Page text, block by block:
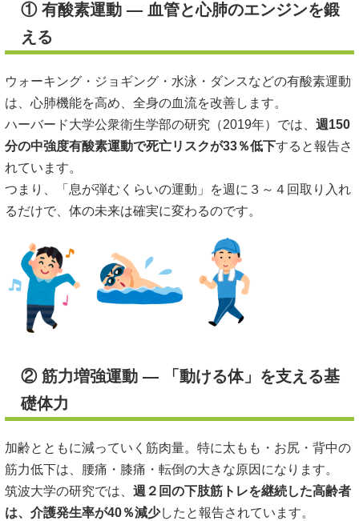
① 有酸素運動 ― 血管と心肺のエンジンを鍛
える
ウォーキング・ジョギング・水泳・ダンスなどの有酸素運動
は、心肺機能を高め、全身の血流を改善します。
ハーバード大学公衆衛生学部の研究（2019年）では、 週150
分の中強度有酸素運動で死亡リスクが33％低下すると報告さ
れています。
つまり、「息が弾むくらいの運動」を週に３～４回取り入れ
るだけで、体の未来は確実に変わるのです。
② 筋力増強運動 ― 「動ける体」を支える基
礎体力
加齢とともに減っていく筋肉量。特に太もも・お尻・背中の
筋力低下は、腰痛・膝痛・転倒の大きな原因になります。
筑波大学の研究では、 週２回の下肢筋トレを継続した高齢者
は、介護発生率が40％減少したと報告されています。